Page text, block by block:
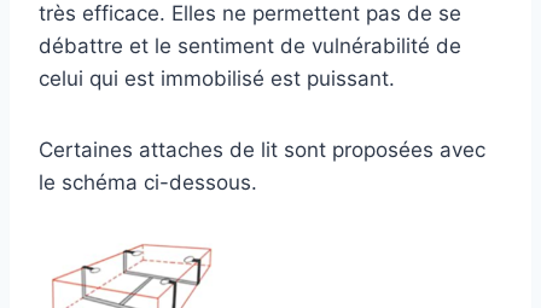
très efficace. Elles ne permettent pas de se
débattre et le sentiment de vulnérabilité de
celui qui est immobilisé est puissant.
Certaines attaches de lit sont proposées avec
le schéma ci-dessous.